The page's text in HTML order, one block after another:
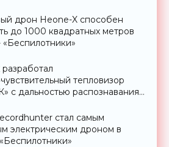
дрон Heone-X способен
до 1000 квадратных метров
«Беспилотники»
разработал
тепловизор
с дальностью распознавания
стал самым
электрическим дроном в